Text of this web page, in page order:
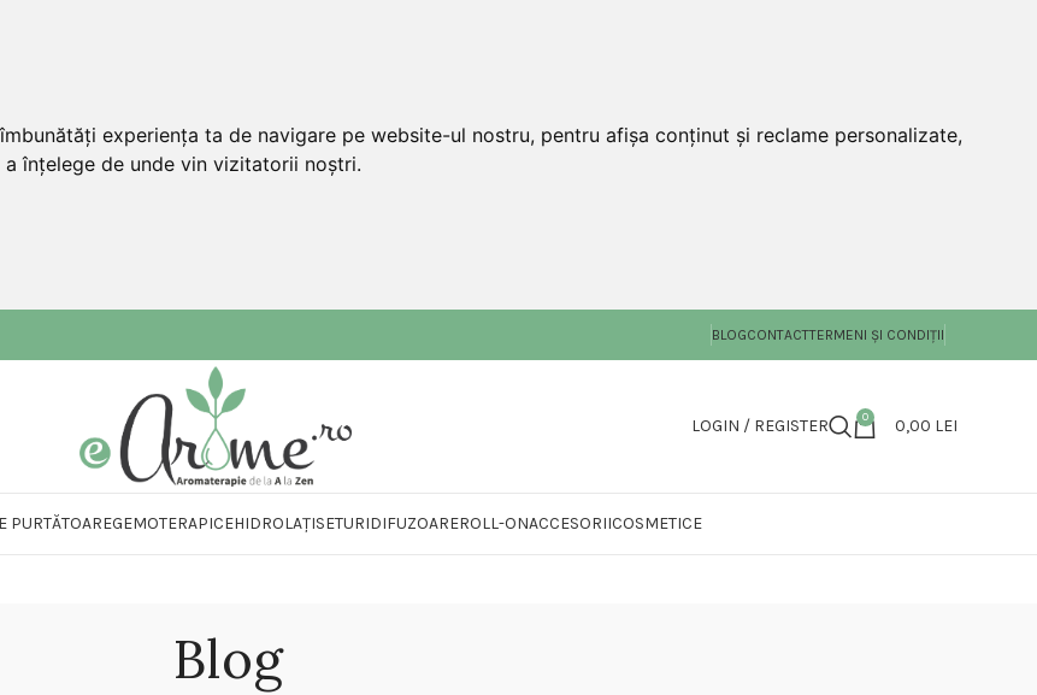
experiența ta de navigare pe website-ul nostru, pentru afișa conținut și reclame personalizate,
înțelege de unde vin vizitatorii noștri.
BLOGCONTACTTERMENI ȘI CONDIȚII
LOGIN / REGISTER 0 0,00 LEI
PURTĂTOAREGEMOTERAPICEHIDROLAȚISETURIDIFUZOAREROLL-ONACCESORIICOSMETICE
Blog